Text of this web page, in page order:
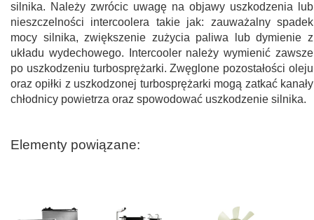
silnika. Należy zwrócic uwagę na objawy uszkodzenia lub
nieszczelności intercoolera takie jak: zauważalny spadek
mocy silnika, zwiększenie zużycia paliwa lub dymienie z
układu wydechowego. Intercooler należy wymienić zawsze
po uszkodzeniu turbosprężarki. Zwęglone pozostałości oleju
oraz opiłki z uszkodzonej turbosprężarki mogą zatkać kanały
chłodnicy powietrza oraz spowodować uszkodzenie silnika.
Elementy powiązane: